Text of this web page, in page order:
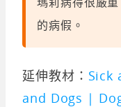
的病假。
延伸教材： Sick
and Dogs |